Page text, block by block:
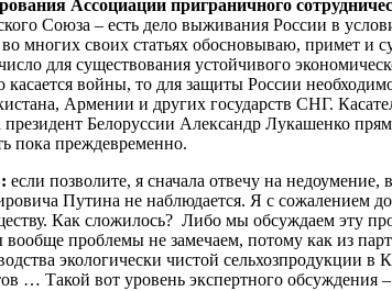
Ассоциации приграничного
Союза – есть дело выживания России в
во многих своих статьях обосновываю, примет
для существования устойчивого
войны, то для защиты России
Армении и других государств СНГ.
Белоруссии Александр Лукашенко
пока преждевременно.
если позволите, я сначала отвечу на
Путина не наблюдается. Я с сожалением
Как сложилось? Либо мы обсуждаем эту
проблемы не замечаем, потому как из
экологически чистой сельхозпродукции
… Такой вот уровень экспертного обсуждения